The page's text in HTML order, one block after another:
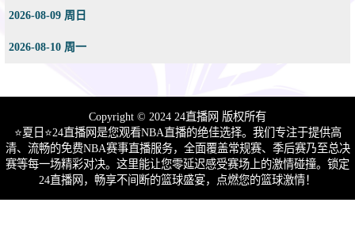
2026-08-09 周日
2026-08-10 周一
Copyright © 2024 24直播网 版权所有
⭐️夏日⭐24直播网是您观看NBA直播的绝佳选择。我们专注于提供高
清、流畅的免费NBA赛事直播服务，全面覆盖常规赛、季后赛乃至总决
赛等每一场精彩对决。这里能让您零延迟感受赛场上的激情碰撞。锁定
24直播网，畅享不间断的篮球盛宴，点燃您的篮球激情！